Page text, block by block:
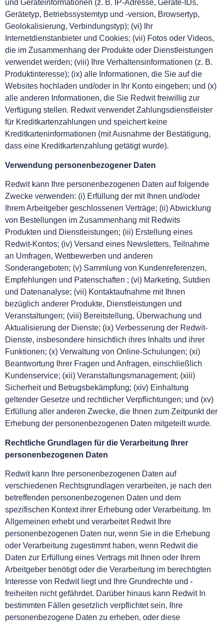
und Geräteinformationen (z. B. IP-Adresse, Geräte-IDs,
Gerätetyp, Betriebssystemtyp und -version, Browsertyp,
Geolokalisierung, Verbindungstyp); (vi) Ihr
Internetdienstanbieter und Cookies; (vii) Fotos oder Videos,
die im Zusammenhang der Produkte oder Dienstleistungen
verwendet werden; (viii) Ihre Verhaltensinformationen (z. B.
Produktinteresse); (ix) alle Informationen, die Sie auf die
Websites hochladen und/oder in Ihr Konto eingeben; und (x)
alle anderen Informationen, die Sie Redwit freiwillig zur
Verfügung stellen. Redwit verwendet Zahlungsdienstleister
für Kreditkartenzahlungen und speichert keine
Kreditkarteninformationen (mit Ausnahme der Bestätigung,
dass eine Kreditkartenzahlung getätigt wurde).
Verwendung personenbezogener Daten
Redwit kann Ihre personenbezogenen Daten auf folgende
Zwecke verwenden: (i) Erfüllung der mit Ihnen und/oder
Ihrem Arbeitgeber geschlossenen Verträge; (ii) Abwicklung
von Bestellungen im Zusammenhang mit Redwits
Produkten und Dienstleistungen; (iii) Erstellung eines
Redwit-Kontos; (iv) Versand eines Newsletters, Teilnahme
an Umfragen, Wettbewerben und anderen
Sonderangeboten; (v) Sammlung von Kundenreferenzen,
Empfehlungen und Patenschaften ; (vi) Marketing, Sutdien
und Datenanalyse; (vii) Kontaktaufnahme mit Ihnen
bezüglich anderer Produkte, Dienstleistungen und
Veranstaltungen; (viii) Bereitstellung, Überwachung und
Aktualisierung der Dienste; (ix) Verbesserung der Redwit-
Dienste, insbesondere hinsichtlich ihres Inhalts und ihrer
Funktionen; (x) Verwaltung von Online-Schulungen; (xi)
Beantwortung Ihrer Fragen und Anfragen, einschließlich
Kundenservice; (xii) Veranstaltungsmanagement; (xiii)
Sicherheit und Betrugsbekämpfung; (xiv) Einhaltung
geltender Gesetze und rechtlicher Verpflichtungen; und (xv)
Erfüllung aller anderen Zwecke, die Ihnen zum Zeitpunkt der
Erhebung der personenbezogenen Daten mitgeteilt wurde.
Rechtliche Grundlagen für die Verarbeitung Ihrer
personenbezogenen Daten
Redwit kann Ihre personenbezogenen Daten auf
verschiedenen Rechtsgrundlagen verarbeiten, je nach den
betreffenden personenbezogenen Daten und dem
spezifischen Kontext ihrer Erhebung oder Verarbeitung. Im
Allgemeinen erhebt und verarbeitet Redwit Ihre
personenbezogenen Daten nur, wenn Sie in die Erhebung
oder Verarbeitung zugestimmt haben, wenn Redwit die
Daten zur Erfüllung eines Vertrags mit Ihnen oder Ihrem
Arbeitgeber benötigt oder die Verarbeitung im berechtigten
Interesse von Redwit liegt und Ihre Grundrechte und -
freiheiten nicht gefährdet. Darüber hinaus kann Redwit In
bestimmten Fällen gesetzlich verpflichtet sein, Ihre
personenbezogene Daten zu erheben, oder diese